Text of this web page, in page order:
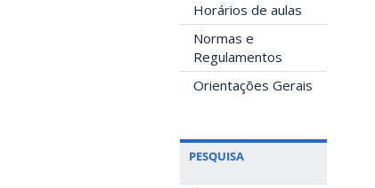
Horários de aulas
Normas e
Regulamentos
Orientações Gerais
PESQUISA